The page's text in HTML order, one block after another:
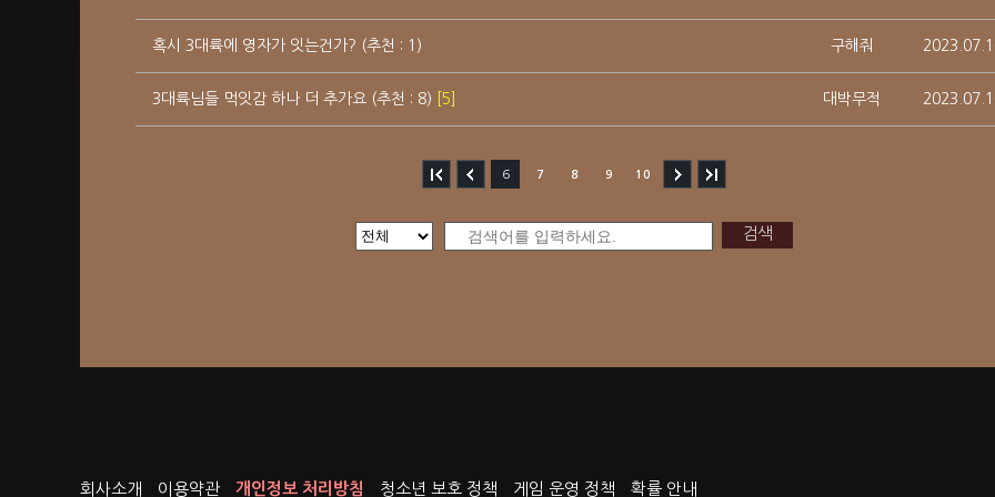
혹시 3대륙에 영자가 잇는건가? (추천 : 1) 구해줘
3대륙님들 먹잇감 하나 더 추가요 (추천 : 8) [5] 대박무적
6 7 8 9 10
검색
회사소개 이용약관 개인정보 처리방침 청소년 보호 정책 게임 운영 정책 확률 안내